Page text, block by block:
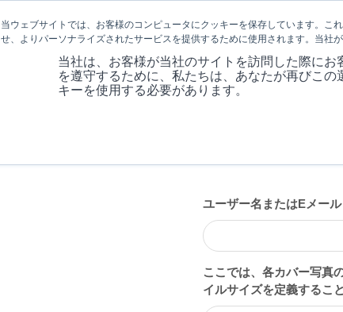
当ウェブサイトでは、お客様のコンピュータにクッキーを保存しています。
せ、よりパーソナライズされたサービスを提供するために使用されます。当社
当社は、お客様が当社のサイトを訪問した際に
を遵守するために、私たちは、あなたが再びこ
キーを使用する必要があります。
会社概要
ユーザー名またはEメール
ここでは、各カバー写真
イルサイズを定義するこ